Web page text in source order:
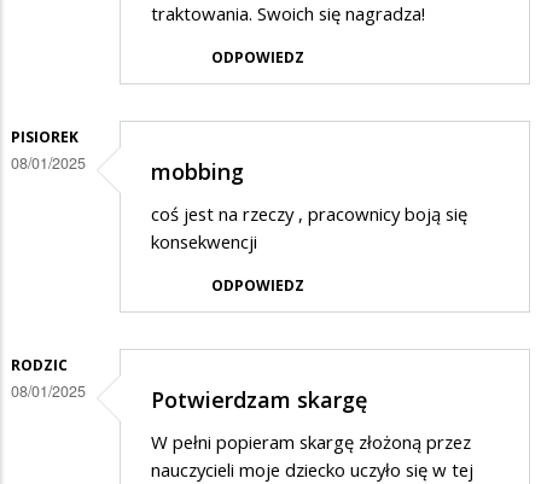
traktowania. Swoich się nagradza!
ODPOWIEDZ
PISIOREK
08/01/2025 mobbing
coś jest na rzeczy , pracownicy boją się
konsekwencji
ODPOWIEDZ
RODZIC
08/01/2025 Potwierdzam skargę
W pełni popieram skargę złożoną przez
nauczycieli moje dziecko uczyło się w tej